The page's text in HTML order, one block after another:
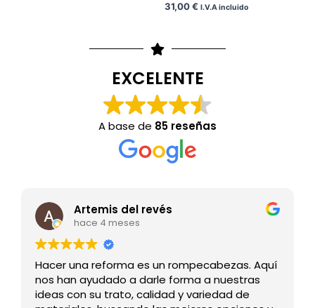
31,00€ I.V.A incluido
EXCELENTE
A base de 85 reseñas
rompecabezas. Aquí
forma a nuestras
y variedad de
Ana Fernandez
El mejor lugar de Madrid
azulejos! El servicio
competitivos y un gran